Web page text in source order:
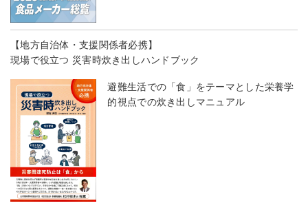
【地方自治体・支援関係者必携】
現場で役立つ 災害時炊き出しハンドブック
避難生活での「食」をテーマとした栄養学
的視点での炊き出しマニュアル